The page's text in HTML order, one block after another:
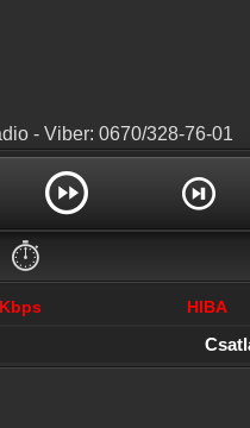
- Viber: 0670/328-76-01
⏱️
HIBA